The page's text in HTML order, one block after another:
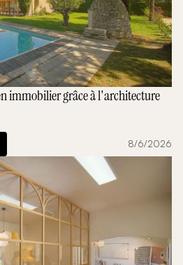
immobilier grâce à l'architecture
8/6/2026